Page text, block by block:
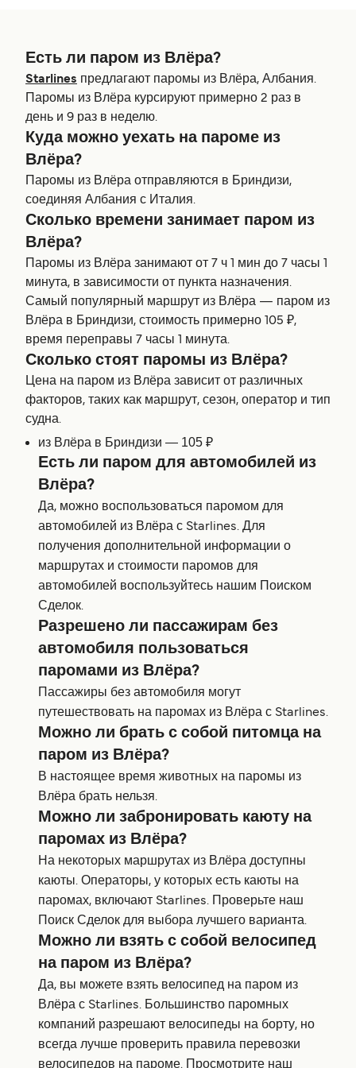
Есть ли паром из Влёра?
Starlines предлагают паромы из Влёра, Албания.
Паромы из Влёра курсируют примерно 2 раз в
день и 9 раз в неделю.
Куда можно уехать на пароме из
Влёра?
Паромы из Влёра отправляются в Бриндизи,
соединяя Албания с Италия.
Сколько времени занимает паром из
Влёра?
Паромы из Влёра занимают от 7 ч 1 мин до 7 часы 1
минута, в зависимости от пункта назначения.
Самый популярный маршрут из Влёра — паром из
Влёра в Бриндизи, стоимость примерно 105 ₽,
время переправы 7 часы 1 минута.
Сколько стоят паромы из Влёра?
Цена на паром из Влёра зависит от различных
факторов, таких как маршрут, сезон, оператор и тип
судна.
из Влёра в Бриндизи — 105 ₽
Есть ли паром для автомобилей из
Влёра?
Да, можно воспользоваться паромом для
автомобилей из Влёра с Starlines. Для
получения дополнительной информации о
маршрутах и стоимости паромов для
автомобилей воспользуйтесь нашим Поиском
Сделок.
Разрешено ли пассажирам без
автомобиля пользоваться
паромами из Влёра?
Пассажиры без автомобиля могут
путешествовать на паромах из Влёра с Starlines.
Можно ли брать с собой питомца на
паром из Влёра?
В настоящее время животных на паромы из
Влёра брать нельзя.
Можно ли забронировать каюту на
паромах из Влёра?
На некоторых маршрутах из Влёра доступны
каюты. Операторы, у которых есть каюты на
паромах, включают Starlines. Проверьте наш
Поиск Сделок для выбора лучшего варианта.
Можно ли взять с собой велосипед
на паром из Влёра?
Да, вы можете взять велосипед на паром из
Влёра с Starlines. Большинство паромных
компаний разрешают велосипеды на борту, но
всегда лучше проверить правила перевозки
велосипедов на пароме. Просмотрите наш